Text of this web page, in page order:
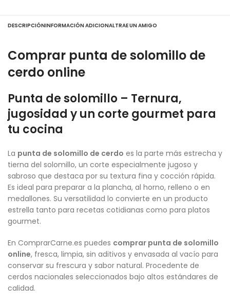
DESCRIPCIÓNINFORMACIÓN ADICIONALTRAE UN AMIGO
Comprar punta de solomillo de
cerdo online
Punta de solomillo – Ternura,
jugosidad y un corte gourmet para
tu cocina
La punta de solomillo de cerdo es la parte más estrecha y
tierna del solomillo, un corte especialmente jugoso y
sabroso que destaca por su textura fina y cocción rápida.
Es ideal para preparar a la plancha, al horno, relleno o en
medallones. Su versatilidad lo convierte en un producto
estrella tanto para recetas cotidianas como para platos
gourmet.
En ComprarCarne.es puedes comprar punta de solomillo
online, fresca, limpia, sin aditivos y envasada al vacío para
conservar su frescura y sabor natural. Procedente de
cerdos nacionales seleccionados bajo altos estándares de
calidad.